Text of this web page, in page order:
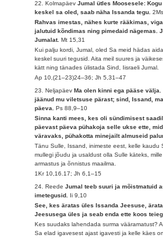
22. KolmapäevJumal ütles Moosesele:
keskel sa oled, saab näha Issanda tegu.
Rahvas imestas, nähes kurte rääkimas,
jalutuid kõndimas ning pimedaid nägemas.
Jumalat.Mt 15,31
Kui palju kordi, Jumal, oled Sa meid hädas
keskel suuri tegusid. Aita meil suures ja
kätt ning tänades ülistada Sind, Iisraeli Jumal.
Ap 10,(21–23)24–36; Jh 5,31–47
23. NeljapäevMa olen kinni ega pääse välja.
jäänud mu viletsuse pärast; sind, Issand,
päeva.Ps 88,9–10
Sinna kanti mees, kes oli sündimisest
päevast päeva pühakoja selle ukse ette,
väravaks, pühakotta minejailt almuseid
Tänu Sulle, Issand, inimeste eest, kelle kaudu
mullegi jõudu ja usaldust olla Sulle käteks,
armastus ja õnnistus maailma.
1Kr 10,16.17; Jh 6,1–15
24. ReedeJumal teeb suuri ja mõistmatuid
imetegusid. Ii 9,10
See, kes äratas üles Issanda Jeesuse,
Jeesusega üles ja seab enda ette koos
Kes suudaks lahendada surma vääramatust?
Sa elad igavesest ajast igavesti ja kelle käes